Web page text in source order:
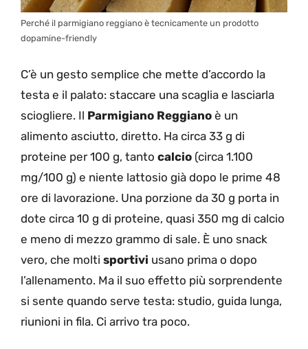
Perché il parmigiano reggiano è tecnicamente un prodotto
dopamine-friendly
C’è un gesto semplice che mette d’accordo la
testa e il palato: staccare una scaglia e lasciarla
sciogliere. Il Parmigiano Reggiano è un
alimento asciutto, diretto. Ha circa 33 g di
proteine per 100 g, tanto calcio (circa 1.100
mg/100 g) e niente lattosio già dopo le prime 48
ore di lavorazione. Una porzione da 30 g porta in
dote circa 10 g di proteine, quasi 350 mg di calcio
e meno di mezzo grammo di sale. È uno snack
vero, che molti sportivi usano prima o dopo
l’allenamento. Ma il suo effetto più sorprendente
si sente quando serve testa: studio, guida lunga,
riunioni in fila. Ci arrivo tra poco.